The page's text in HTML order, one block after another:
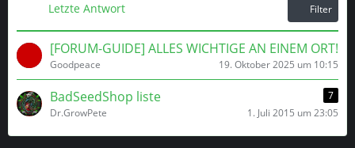
Letzte Antwort Filter
[FORUM-GUIDE] ALLES WICHTIGE AN EINEM ORT!
Goodpeace 19. Oktober 2025 um 10:15
BadSeedShop liste
7
Dr.GrowPete
1. Juli 2015 um 23:05